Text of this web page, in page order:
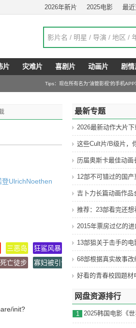
最
2025电影
2026年新片
片 灾难片 喜剧片 动画片 剧情
Tips：现在所有名为“油管影视”的手机
登UlrichNoethen
三恶岛 狂鲨风暴
为了亚当
死亡徒步 寡妇被引诱 登台者
init?
最新专题
2026最新动作大片
这些Cult片/B级片，
历届奥斯卡最佳动
12部不可错过的国
吉卜力长篇动画作品
推荐：23部看完还
2015年票房过亿的
13部狙关于击手的电
68部根据真实故事
网盘资源排行
1